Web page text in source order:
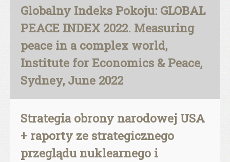
Globalny Indeks Pokoju: GLOBAL
PEACE INDEX 2022. Measuring
peace in a complex world,
Institute for Economics & Peace,
Sydney, June 2022
Strategia obrony narodowej USA
+ raporty ze strategicznego
przeglądu nuklearnego i